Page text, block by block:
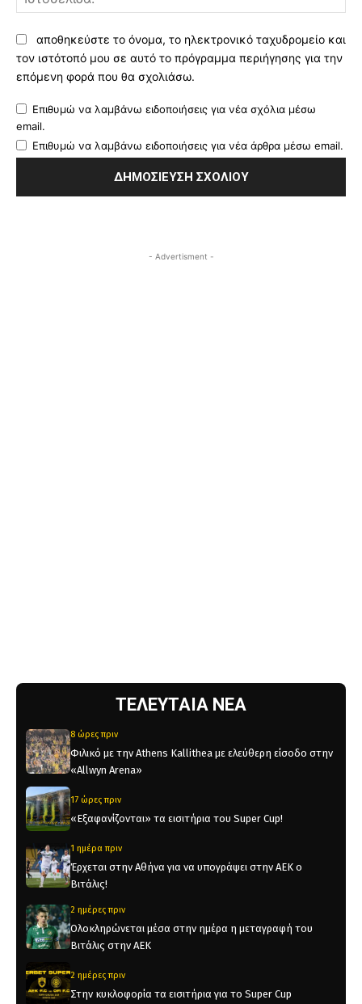
αποθηκεύστε το όνομα, το ηλεκτρονικό ταχυδρομείο και
τον ιστότοπό μου σε αυτό το πρόγραμμα περιήγησης για την
επόμενη φορά που θα σχολιάσω.
Επιθυμώ να λαμβάνω ειδοποιήσεις για νέα σχόλια μέσω
email.
Επιθυμώ να λαμβάνω ειδοποιήσεις για νέα άρθρα μέσω email.
- Advertisment -
ΤΕΛΕΥΤΑΙΑ ΝΕΑ
8 ώρες πριν
Φιλικό με την Athens Kallithea με ελεύθερη είσοδο στην
«Allwyn Arena»
17 ώρες πριν
«Εξαφανίζονται» τα εισιτήρια του Super Cup!
1 ημέρα πριν
Έρχεται στην Αθήνα για να υπογράψει στην ΑΕΚ ο
Βιτάλις!
2 ημέρες πριν
Ολοκληρώνεται μέσα στην ημέρα η μεταγραφή του
Βιτάλις στην ΑΕΚ
2 ημέρες πριν
Στην κυκλοφορία τα εισιτήρια για το Super Cup